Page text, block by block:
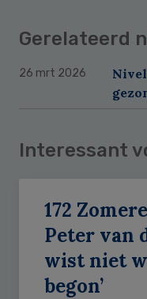
Gerelateerd
26 mrt 2026
Interessant
172
Peter van
wist niet
begon’